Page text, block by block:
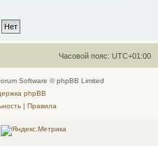
Часовой пояс: UTC+01:00
Software © phpBB Limited
phpBB
| Правила